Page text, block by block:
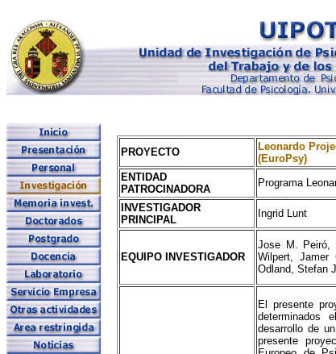
PROYECTO
Leonardo
(EuroPsy)
ENTIDAD
PATROCINADORA
Programa
INVESTIGADOR
PRINCIPAL
Ingrid Lunt
EQUIPO INVESTIGADOR
Jose M. Peiró,
Wilpert, Jamer
Odland, Stefan
El presente
determinados
desarrollo de
presente